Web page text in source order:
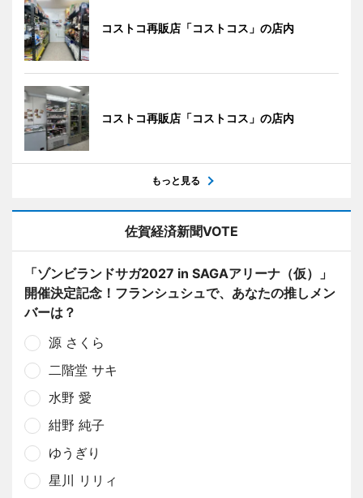
コストコ再販店「コストコス」の店内
コストコ再販店「コストコス」の店内
もっと見る
佐賀経済新聞VOTE
「ゾンビランドサガ2027 in SAGAアリーナ（仮）」
開催決定記念！フランシュシュで、あなたの推しメン
バーは？
源 さくら
二階堂 サキ
水野 愛
紺野 純子
ゆうぎり
星川 リリィ